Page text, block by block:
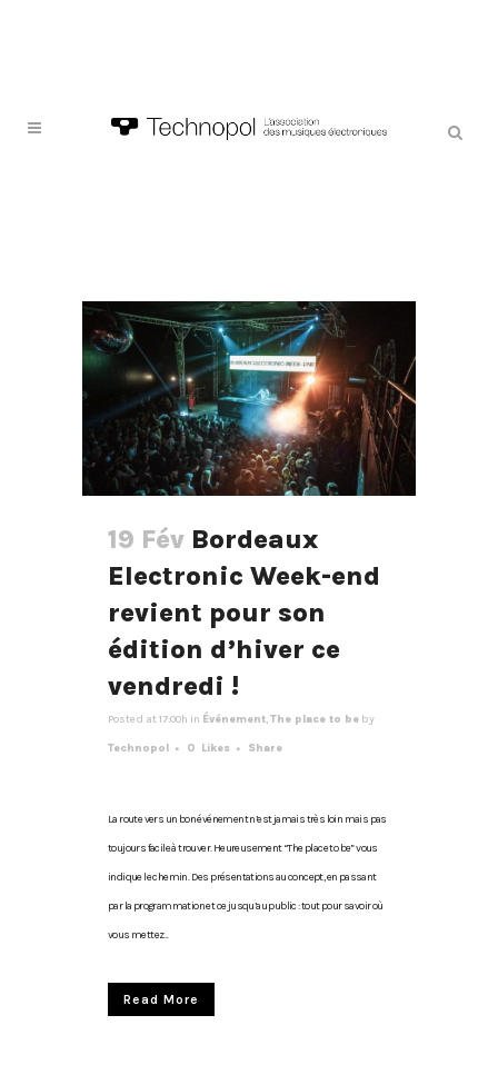
19 Fév Bordeaux
Electronic Week-end
revient pour son
édition d’hiver ce
vendredi !
Posted at 17:00h in Événement,The place to be by
Technopol 0 Likes Share
La route vers un bon événement n’est jamais très loin mais pas
toujours facile à trouver. Heureusement “The place to be” vous
indique le chemin. Des présentations au concept, en passant
par la programmation et ce jusqu’au public : tout pour savoir où
vous mettez...
Read More